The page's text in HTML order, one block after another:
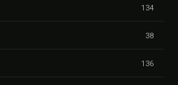
134
38
136